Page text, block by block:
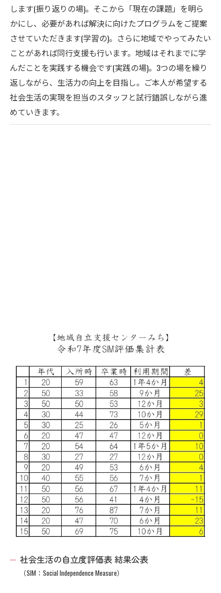
します(振り返りの場)。そこから「現在の課題」を明ら
かにし、必要があれば解決に向けたプログラムをご提案
させていただきます(学習の)。さらに地域でやってみたい
ことがあれば同行支援も行います。地域はそれまでに学
んだことを実践する機会です(実践の場)。3つの場を繰り
返しながら、生活力の向上を目指し。ご本人が希望する
社会生活の実現を担当のスタッフと試行錯誤しながら進
めていきます。
社会生活の自立度評価表 結果公表
（SIM：Social Independence Measure）